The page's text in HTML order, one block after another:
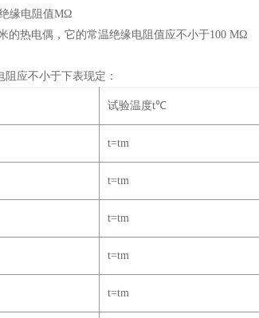
缘电阻值MΩ
的热电偶，它的常温绝缘电阻值应不小于100 MΩ
应不小于下表现定：
试验温度t℃
t=tm
t=tm
t=tm
t=tm
t=tm